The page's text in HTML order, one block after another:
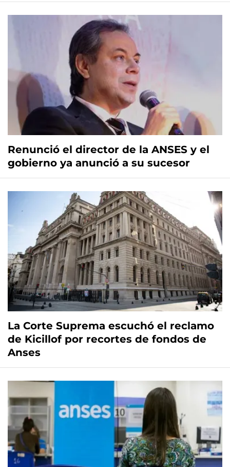
Renunció el director de la ANSES y el
gobierno ya anunció a su sucesor
La Corte Suprema escuchó el reclamo
de Kicillof por recortes de fondos de
Anses